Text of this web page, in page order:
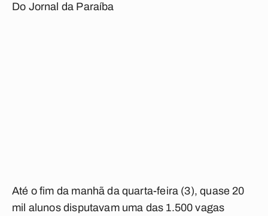
Do Jornal da Paraíba
Até o fim da manhã da quarta-feira (3), quase 20
mil alunos disputavam uma das 1.500 vagas